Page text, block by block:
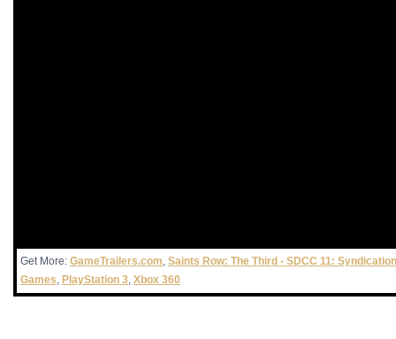
Get More: GameTrailers.com, Saints Row: The Third - SDCC 11:
Games, PlayStation 3, Xbox 360